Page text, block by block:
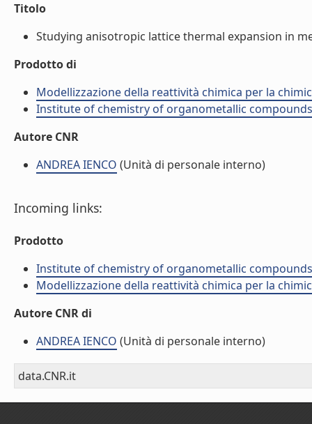
Titolo
Studying anisotropic lattice thermal expansion in
Prodotto di
Modellizzazione della reattività chimica per la
Institute of chemistry of organometallic compounds
Autore CNR
ANDREA IENCO (Unità di personale interno)
Incoming links:
Prodotto
Institute of chemistry of organometallic compounds
Modellizzazione della reattività chimica per la
Autore CNR di
ANDREA IENCO (Unità di personale interno)
data.CNR.it